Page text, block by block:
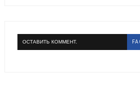
ОСТАВИТЬ КОММЕНТ.